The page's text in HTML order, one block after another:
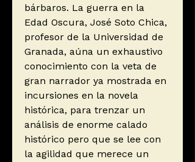
bárbaros. La guerra en la
Edad Oscura, José Soto Chica,
profesor de la Universidad de
Granada, aúna un exhaustivo
conocimiento con la veta de
gran narrador ya mostrada en
incursiones en la novela
histórica, para trenzar un
análisis de enorme calado
histórico pero que se lee con
la agilidad que merece un